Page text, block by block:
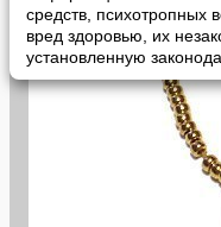
средств, психотропных
вред здоровью, их
установленную